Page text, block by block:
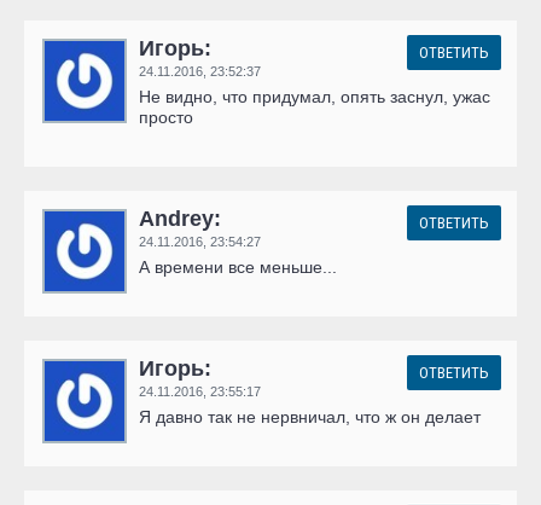
Игорь:
24.11.2016, 23:52:37
ОТВЕТИТЬ
Не видно, что придумал, опять заснул, ужас
просто
Andrey:
24.11.2016, 23:54:27
ОТВЕТИТЬ
А времени все меньше...
Игорь:
24.11.2016, 23:55:17
ОТВЕТИТЬ
Я давно так не нервничал, что ж он делает